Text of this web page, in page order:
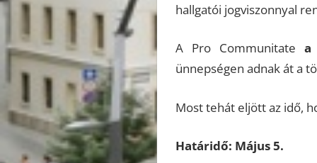
hallgatói jogviszonnyal
A Pro Communitate a
ünnepségen adnak át a
Most tehát eljött az idő,
Határidő: Május 5.